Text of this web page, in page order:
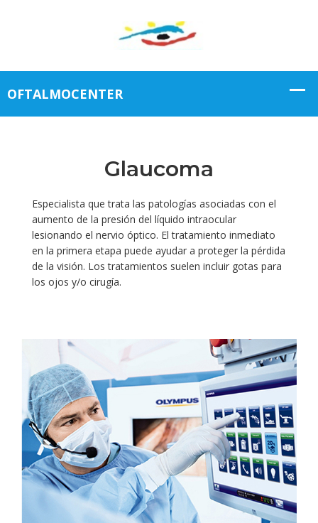
Glaucoma
Especialista que trata las patologías asociadas con el
aumento de la presión del líquido intraocular
lesionando el nervio óptico. El tratamiento inmediato
en la primera etapa puede ayudar a proteger la pérdida
de la visión. Los tratamientos suelen incluir gotas para
los ojos y/o cirugía.